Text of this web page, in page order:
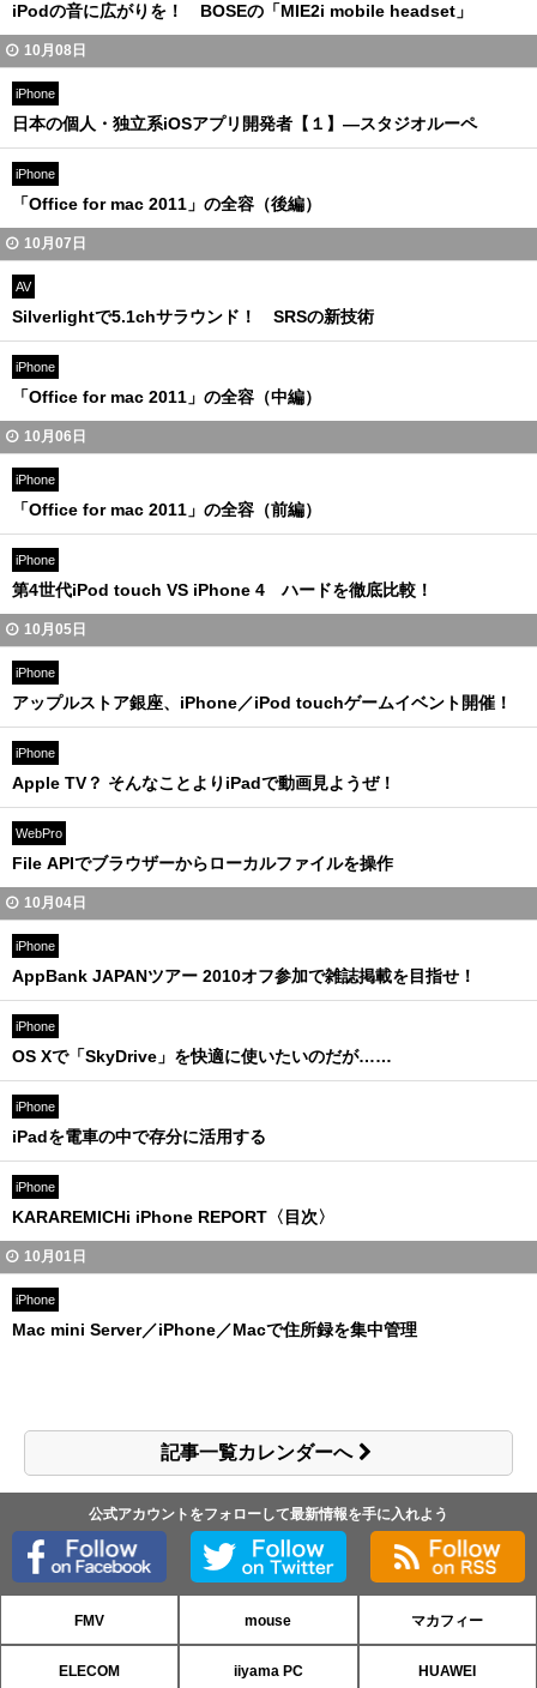
iPodの音に広がりを！ BOSEの「MIE2i mobile headset」
10月08日
iPhone
日本の個人・独立系iOSアプリ開発者【１】—スタジオルーペ
iPhone
「Office for mac 2011」の全容（後編）
10月07日
AV
Silverlightで5.1chサラウンド！ SRSの新技術
iPhone
「Office for mac 2011」の全容（中編）
10月06日
iPhone
「Office for mac 2011」の全容（前編）
iPhone
第4世代iPod touch VS iPhone 4 ハードを徹底比較！
10月05日
iPhone
アップルストア銀座、iPhone／iPod touchゲームイベント開催！
iPhone
Apple TV？ そんなことよりiPadで動画見ようぜ！
WebPro
File APIでブラウザーからローカルファイルを操作
10月04日
iPhone
AppBank JAPANツアー 2010オフ参加で雑誌掲載を目指せ！
iPhone
OS Xで「SkyDrive」を快適に使いたいのだが……
iPhone
iPadを電車の中で存分に活用する
iPhone
KARAREMICHi iPhone REPORT〈目次〉
10月01日
iPhone
Mac mini Server／iPhone／Macで住所録を集中管理
記事一覧カレンダーへ
公式アカウントをフォローして最新情報を手に入れよう
FMV mouse マカフィー
ELECOM iiyama PC HUAWEI